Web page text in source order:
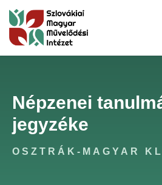
Népzenei
jegyzéke
OSZTRÁK-MAGYAR